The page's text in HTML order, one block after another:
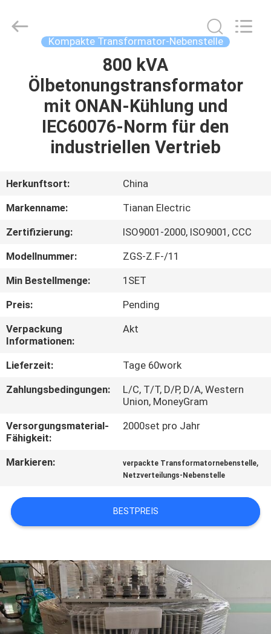
PRODUKTE
ÜBER
FABRIK-
AUSFLUG
QUALITÄTSKONTROLLE
TRETEN
MIT
UNS
IN
VERBINDUNG
NACHRICHTEN
SIE EIN
ZITAT
SITEMAP
(Group)
Co.,Ltd..
Kompakte Transformator-Nebenstelle
800 kVA
Ölbetonungstransformator
mit ONAN-Kühlung und
IEC60076-Norm für den
industriellen Vertrieb
Herkunftsort:
China
Markenname:
Tianan Electric
Zertifizierung:
ISO9001-2000, ISO9001, CCC
Modellnummer:
ZGS-Z.F-/11
Min Bestellmenge:
1SET
Preis:
Pending
Verpackung
Informationen:
Akt
Lieferzeit:
Tage 60work
Zahlungsbedingungen:
L/C, T/T, D/P, D/A, Western
Union, MoneyGram
Versorgungsmaterial-
Fähigkeit:
2000set pro Jahr
Markieren: verpackte Transformatornebenstelle,
Netzverteilungs-Nebenstelle
BESTPREIS